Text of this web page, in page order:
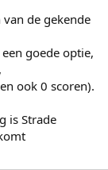
de gekende
goede optie,
ook 0 scoren).
is Strade